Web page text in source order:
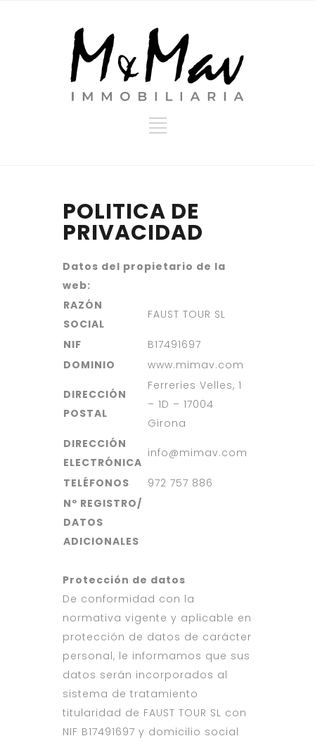
POLITICA DE
PRIVACIDAD
Datos del propietario de la
web:
RAZÓN
SOCIAL
FAUST TOUR SL
NIF
B17491697
DOMINIO
www.mimav.com
DIRECCIÓN
POSTAL
Ferreries Velles, 1
– 1D – 17004
Girona
DIRECCIÓN
ELECTRÓNICA
info@mimav.com
TELÉFONOS
972 757 886
Nº REGISTRO/
DATOS
ADICIONALES
Protección de datos
De conformidad con la
normativa vigente y aplicable en
protección de datos de carácter
personal, le informamos que sus
datos serán incorporados al
sistema de tratamiento
titularidad de FAUST TOUR SL con
NIF B17491697 y domicilio social